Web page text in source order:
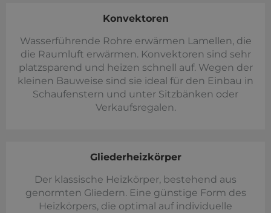
Konvektoren
Wasserführende Rohre erwärmen Lamellen, die
die Raumluft erwärmen. Konvektoren sind sehr
platzsparend und heizen schnell auf. Wegen der
kleinen Bauweise sind sie ideal für den Einbau in
Schaufenstern und unter Sitzbänken oder
Verkaufsregalen.
Gliederheizkörper
Der klassische Heizkörper, bestehend aus
genormten Gliedern. Eine günstige Form des
Heizkörpers, die optimal auf individuelle